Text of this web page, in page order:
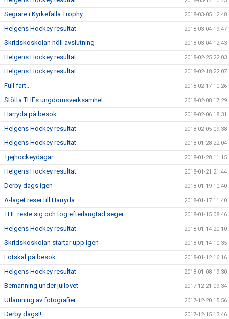
Segrare i Kyrkefalla Trophy 2018-03-05 12:48
Helgens Hockey resultat 2018-03-04 19:47
Skridskoskolan höll avslutning 2018-03-04 12:43
Helgens Hockey resultat 2018-02-25 22:03
Helgens Hockey resultat 2018-02-18 22:07
Full fart... 2018-02-17 10:26
Stötta THFs ungdomsverksamhet 2018-02-08 17:29
Härryda på besök 2018-02-06 18:31
Helgens Hockey resultat 2018-02-05 09:38
Helgens Hockey resultat 2018-01-28 22:04
Tjejhockeydagar 2018-01-28 11:15
Helgens Hockey resultat 2018-01-21 21:44
Derby dags igen 2018-01-19 10:40
A-laget reser till Härryda 2018-01-17 11:40
THF reste sig och tog efterlängtad seger 2018-01-15 08:46
Helgens Hockey resultat 2018-01-14 20:10
Skridskoskolan startar upp igen 2018-01-14 10:35
Fotskäl på besök 2018-01-12 16:16
Helgens Hockey resultat 2018-01-08 19:30
Bemanning under jullovet 2017-12-21 09:34
Utlämning av fotografier 2017-12-20 15:56
Derby dags!! 2017-12-15 13:46